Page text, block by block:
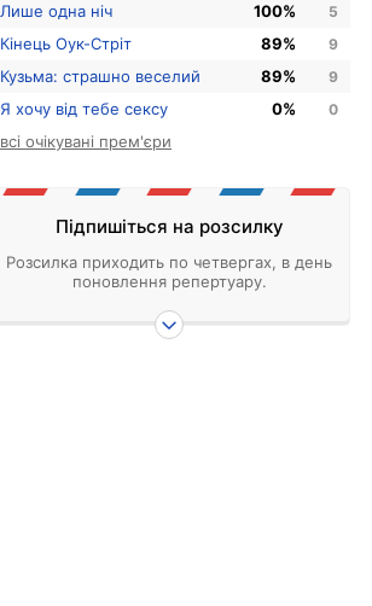
Лише одна ніч 100% 5
Кінець Оук-Стріт 89% 9
Кузьма: страшно веселий 89% 9
Я хочу від тебе сексу 0% 0
всі очікувані прем'єри
Підпишіться на розсилку
Розсилка приходить по четвергах, в день
поновлення репертуару.